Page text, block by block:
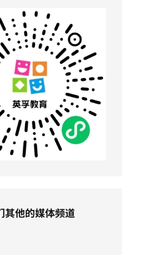
其他的媒体频道